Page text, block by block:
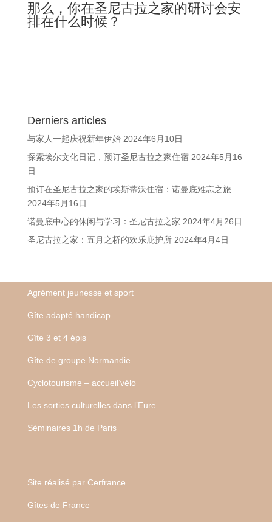
那么，你在圣尼古拉之家的研讨会安
排在什么时候？
Derniers articles
与家人一起庆祝新年伊始 2024年6月10日
探索埃尔文化日记，预订圣尼古拉之家住宿 2024年5月16
日
预订在圣尼古拉之家的埃斯蒂沃住宿：诺曼底难忘之旅
2024年5月16日
诺曼底中心的休闲与学习：圣尼古拉之家 2024年4月26日
圣尼古拉之家：五月之桥的欢乐庇护所 2024年4月4日
Agrément jeunesse et sport
Gîte adapté handicap
Gîte 3 et 4 épis
Gîte de groupe Normandie
Cyclotourisme – accueil’vélo
Les sorties culturelles dans l’Eure
Séminaires 1h de Paris
Site réalisé par Cerfrance
Gîtes de France